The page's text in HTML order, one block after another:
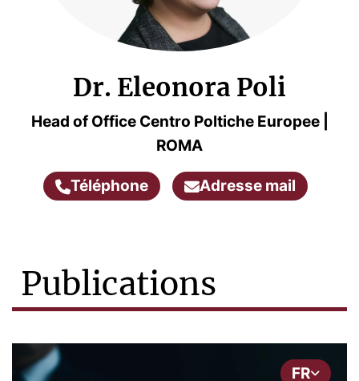
Dr. Eleonora Poli
Head of Office Centro Poltiche Europee |
ROMA
Téléphone Adresse mail
Publications
FR